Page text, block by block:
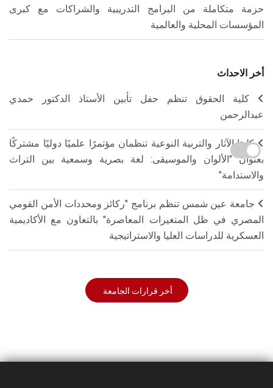
حزمة متكاملة من البرامج التدريبية والشراكات مع كبرى
المؤسسات المحلية والعالمية
أخر الاحداث
كلية الحقوق تنظم حفل تأبين الأستاذ الدكتور حمدي
عبدالرحمن
كليتا الآثار والتربية النوعية تنظمان مؤتمرًا علميًا دوليًا مشتركًا
بعنوان "الألوان والموسيقى: لغة بصرية وسمعية بين التراث
والاستدامة"
جامعة عين شمس تنظم برنامج "ركائز ومحددات الأمن القومي
المصري في ظل المتغيرات المعاصرة" بالتعاون مع الأكاديمية
العسكرية للدراسات العليا والاستراتيجية
أخر قرارات الجامعة